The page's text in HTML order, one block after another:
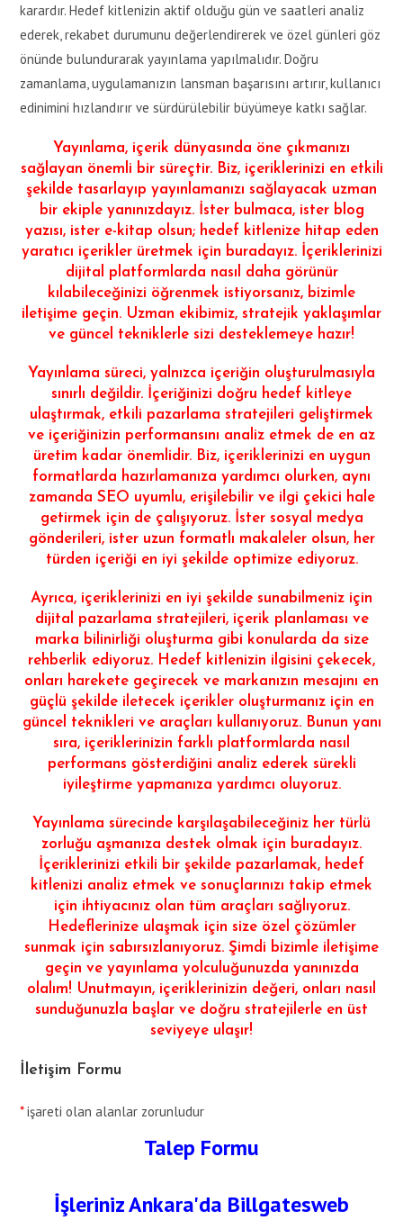
karardır. Hedef kitlenizin aktif olduğu gün ve saatleri analiz
ederek, rekabet durumunu değerlendirerek ve özel günleri göz
önünde bulundurarak yayınlama yapılmalıdır. Doğru
zamanlama, uygulamanızın lansman başarısını artırır, kullanıcı
edinimini hızlandırır ve sürdürülebilir büyümeye katkı sağlar.
Yayınlama, içerik dünyasında öne çıkmanızı
sağlayan önemli bir süreçtir. Biz, içeriklerinizi en etkili
şekilde tasarlayıp yayınlamanızı sağlayacak uzman
bir ekiple yanınızdayız. İster bulmaca, ister blog
yazısı, ister e-kitap olsun; hedef kitlenize hitap eden
yaratıcı içerikler üretmek için buradayız. İçeriklerinizi
dijital platformlarda nasıl daha görünür
kılabileceğinizi öğrenmek istiyorsanız, bizimle
iletişime geçin. Uzman ekibimiz, stratejik yaklaşımlar
ve güncel tekniklerle sizi desteklemeye hazır!
Yayınlama süreci, yalnızca içeriğin oluşturulmasıyla
sınırlı değildir. İçeriğinizi doğru hedef kitleye
ulaştırmak, etkili pazarlama stratejileri geliştirmek
ve içeriğinizin performansını analiz etmek de en az
üretim kadar önemlidir. Biz, içeriklerinizi en uygun
formatlarda hazırlamanıza yardımcı olurken, aynı
zamanda SEO uyumlu, erişilebilir ve ilgi çekici hale
getirmek için de çalışıyoruz. İster sosyal medya
gönderileri, ister uzun formatlı makaleler olsun, her
türden içeriği en iyi şekilde optimize ediyoruz.
Ayrıca, içeriklerinizi en iyi şekilde sunabilmeniz için
dijital pazarlama stratejileri, içerik planlaması ve
marka bilinirliği oluşturma gibi konularda da size
rehberlik ediyoruz. Hedef kitlenizin ilgisini çekecek,
onları harekete geçirecek ve markanızın mesajını en
güçlü şekilde iletecek içerikler oluşturmanız için en
güncel teknikleri ve araçları kullanıyoruz. Bunun yanı
sıra, içeriklerinizin farklı platformlarda nasıl
performans gösterdiğini analiz ederek sürekli
iyileştirme yapmanıza yardımcı oluyoruz.
Yayınlama sürecinde karşılaşabileceğiniz her türlü
zorluğu aşmanıza destek olmak için buradayız.
İçeriklerinizi etkili bir şekilde pazarlamak, hedef
kitlenizi analiz etmek ve sonuçlarınızı takip etmek
için ihtiyacınız olan tüm araçları sağlıyoruz.
Hedeflerinize ulaşmak için size özel çözümler
sunmak için sabırsızlanıyoruz. Şimdi bizimle iletişime
geçin ve yayınlama yolculuğunuzda yanınızda
olalım! Unutmayın, içeriklerinizin değeri, onları nasıl
sunduğunuzla başlar ve doğru stratejilerle en üst
seviyeye ulaşır!
İletişim Formu
*işareti olan alanlar zorunludur
Talep Formu
İşleriniz Ankara'da Billgatesweb